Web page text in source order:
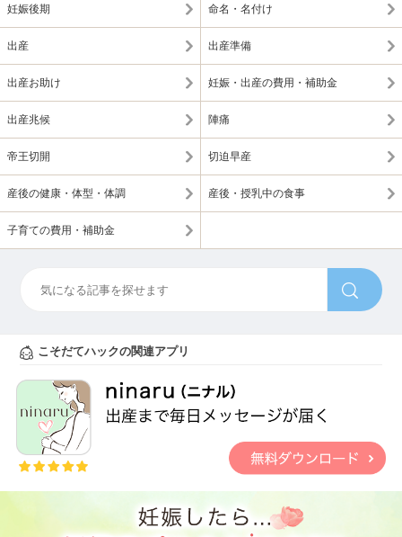
妊娠後期 命名・名付け
出産 出産準備
出産お助け 妊娠・出産の費用・補助金
出産兆候 陣痛
帝王切開 切迫早産
産後の健康・体型・体調 産後・授乳中の食事
子育ての費用・補助金
こそだてハックの関連アプリ